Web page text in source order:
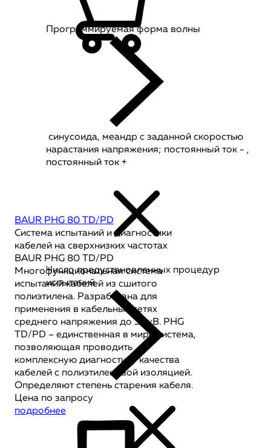
BAUR PHG 80 TD/PD
Система испытаний и диагностики
кабелей на сверхнизких частотах
BAUR PHG 80 TD/PD
Многофункциональная система
испытаний кабелей из сшитого
полиэтилена. Разработана для
применения в кабельных сетях
среднего напряжения до 35 кВ. PHG
TD/PD – единственная в мире система,
позволяющая проводить
комплексную диагностику качества
кабелей с полиэтиленовой изоляцией.
Определяют степень старения кабеля.
Цена по запросу
подробнее
Программируемая форма волны
синусоида, меандр с заданной скоростью
нарастания напряжения; постоянный ток - ,
постоянный ток +
Число предустановленных процедур
испытаний